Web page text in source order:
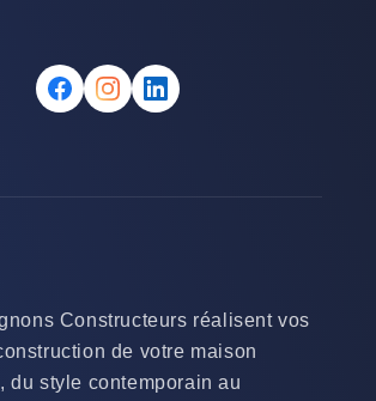
Constructeurs réalisent vos
de votre maison
du style contemporain au